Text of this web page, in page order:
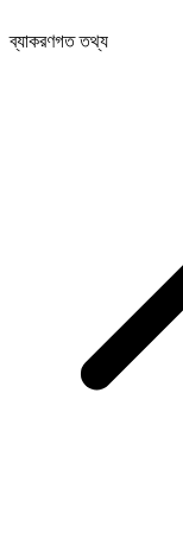
ব্যাকরণগত তথ্য